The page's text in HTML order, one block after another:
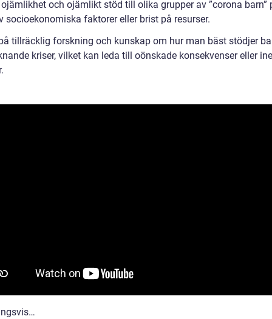
och ojämlikt stöd till olika grupper av ”corona barn”
socioekonomiska faktorer eller brist på resurser.
tillräcklig forskning och kunskap om hur man bäst stödjer
kriser, vilket kan leda till oönskade konsekvenser eller